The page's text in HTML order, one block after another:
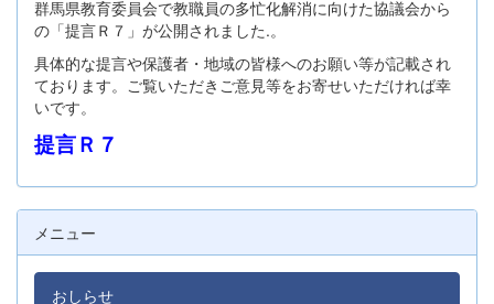
群馬県教育委員会で教職員の多忙化解消に向けた協議会から
の「提言Ｒ７」が公開されました.。
具体的な提言や保護者・地域の皆様へのお願い等が記載され
ております。ご覧いただきご意見等をお寄せいただければ幸
いです。
提言Ｒ７
メニュー
おしらせ